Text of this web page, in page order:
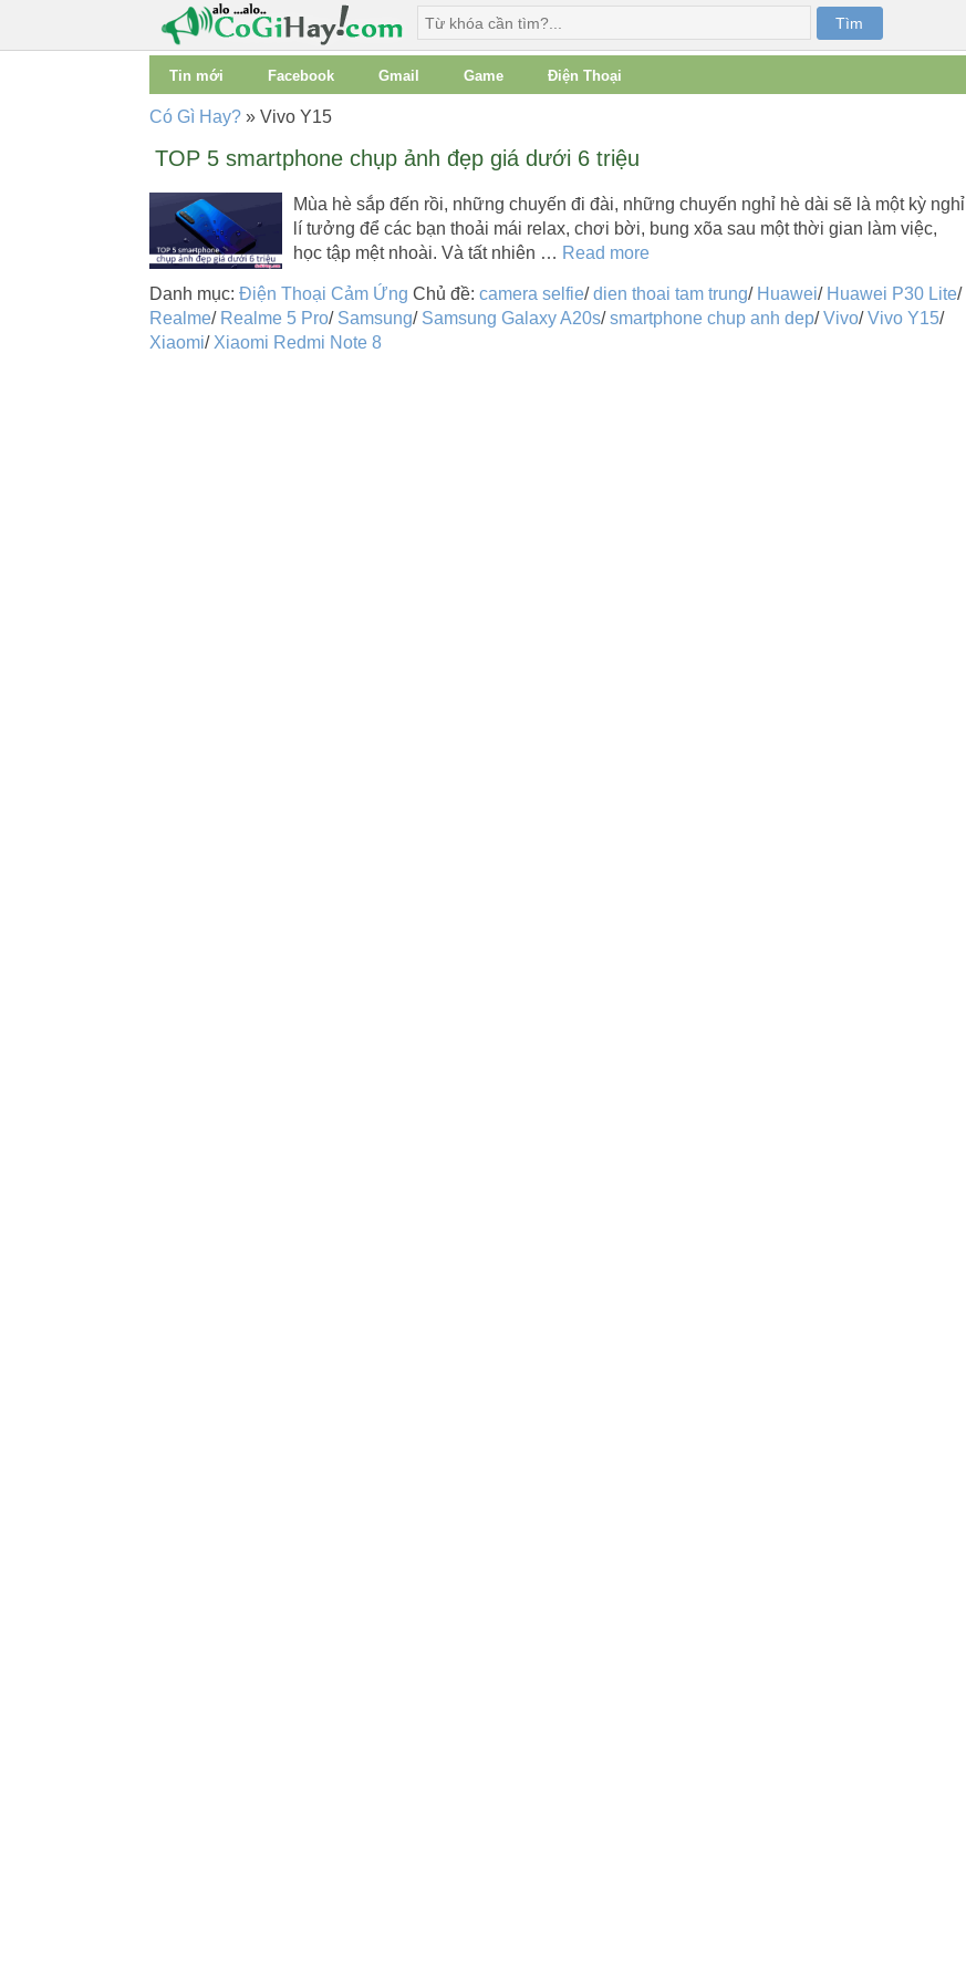
Tin mới Facebook Gmail Game Điện Thoại
Có Gì Hay? »Vivo Y15
TOP 5 smartphone chụp ảnh đẹp giá dưới 6 triệu
Mùa hè sắp đến rồi, những chuyến đi đài, những chuyến nghỉ hè dài sẽ là một kỳ nghỉ
lí tưởng để các bạn thoải mái relax, chơi bời, bung xõa sau một thời gian làm việc,
học tập mệt nhoài. Và tất nhiên … Read more
Danh mục: Điện Thoại Cảm Ứng Chủ đề: camera selfie/dien thoai tam trung/ Huawei/ Huawei P30 Lite/
Realme/ Realme 5 Pro/ Samsung/ Samsung Galaxy A20s/smartphone chup anh dep/Vivo/Vivo Y15/
Xiaomi/ Xiaomi Redmi Note 8